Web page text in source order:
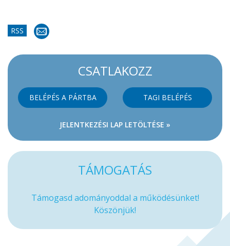
RSS
CSATLAKOZZ
BELÉPÉS A PÁRTBA TAGI BELÉPÉS
JELENTKEZÉSI LAP LETÖLTÉSE »
TÁMOGATÁS
Támogasd adományoddal a működésünket!
Köszönjük!